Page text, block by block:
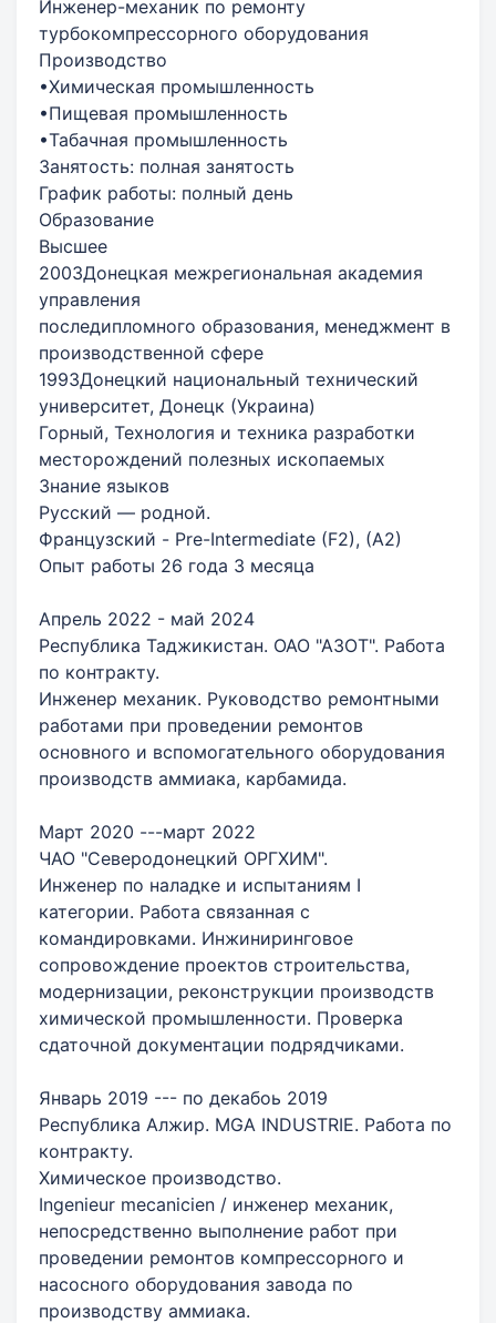
Инженер-механик по ремонту
турбокомпрессорного оборудования
Производство
•Химическая промышленность
•Пищевая промышленность
•Табачная промышленность
Занятость: полная занятость
График работы: полный день
Образование
Высшее
2003Донецкая межрегиональная академия
управления
последипломного образования, менеджмент в
производственной сфере
1993Донецкий национальный технический
университет, Донецк (Украина)
Горный, Технология и техника разработки
месторождений полезных ископаемых
Знание языков
Русский — родной.
Французский - Pre-Intermediate (F2), (A2)
Опыт работы 26 года 3 месяца
Апрель 2022 - май 2024
Республика Таджикистан. ОАО "АЗОТ". Работа
по контракту.
Инженер механик. Руководство ремонтными
работами при проведении ремонтов
основного и вспомогательного оборудования
производств аммиака, карбамида.
Март 2020 ---март 2022
ЧАО "Северодонецкий ОРГХИМ".
Инженер по наладке и испытаниям I
категории. Работа связанная с
командировками. Инжиниринговое
сопровождение проектов строительства,
модернизации, реконструкции производств
химической промышленности. Проверка
сдаточной документации подрядчиками.
Январь 2019 --- по декабоь 2019
Республика Алжир. MGA INDUSTRIE. Работа по
контракту.
Химическое производство.
Ingenieur mecanicien / инженер механик,
непосредственно выполнение работ при
проведении ремонтов компрессорного и
насосного оборудования завода по
производству аммиака.